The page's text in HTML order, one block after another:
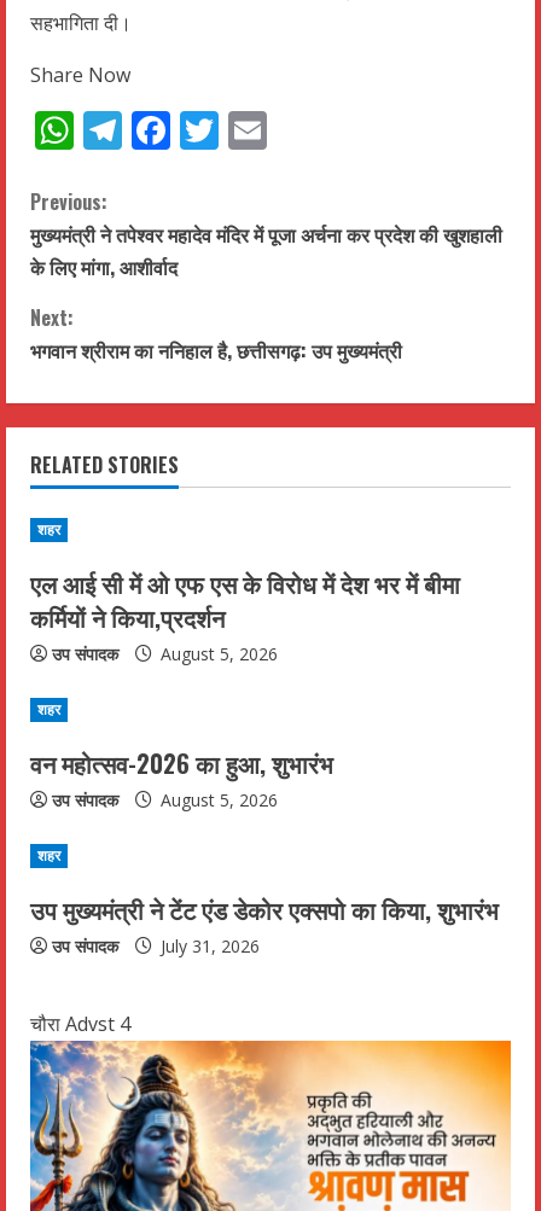
सहभागिता दी।
Share Now
WhatsApp
Telegram
Facebook
Twitter
C
o
n
t
i
n
u
e
R
e
a
d
i
n
g
Previous:
मुख्यमंत्री ने तपेश्वर महादेव मंदिर में पूजा अर्चना कर प्रदेश की खुशहाली
के लिए मांगा, आशीर्वाद
Next:
भगवान श्रीराम का ननिहाल है, छत्तीसगढ़: उप मुख्यमंत्री
RELATED STORIES
शहर
एल आई सी में ओ एफ एस के विरोध में देश भर में बीमा
कर्मियों ने किया,प्रदर्शन
उप संपादक August 5, 2026
शहर
वन महोत्सव-2026 का हुआ, शुभारंभ
उप संपादक August 5, 2026
शहर
उप मुख्यमंत्री ने टेंट एंड डेकोर एक्सपो का किया, शुभारंभ
उप संपादक July 31, 2026
चौरा Advst 4